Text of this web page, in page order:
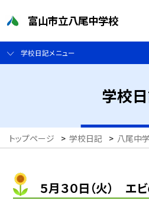
富山市立八尾中学校
学校日記メニュー
学校
トップページ > 学校日記 > 八尾中
５月３０日（火） エ